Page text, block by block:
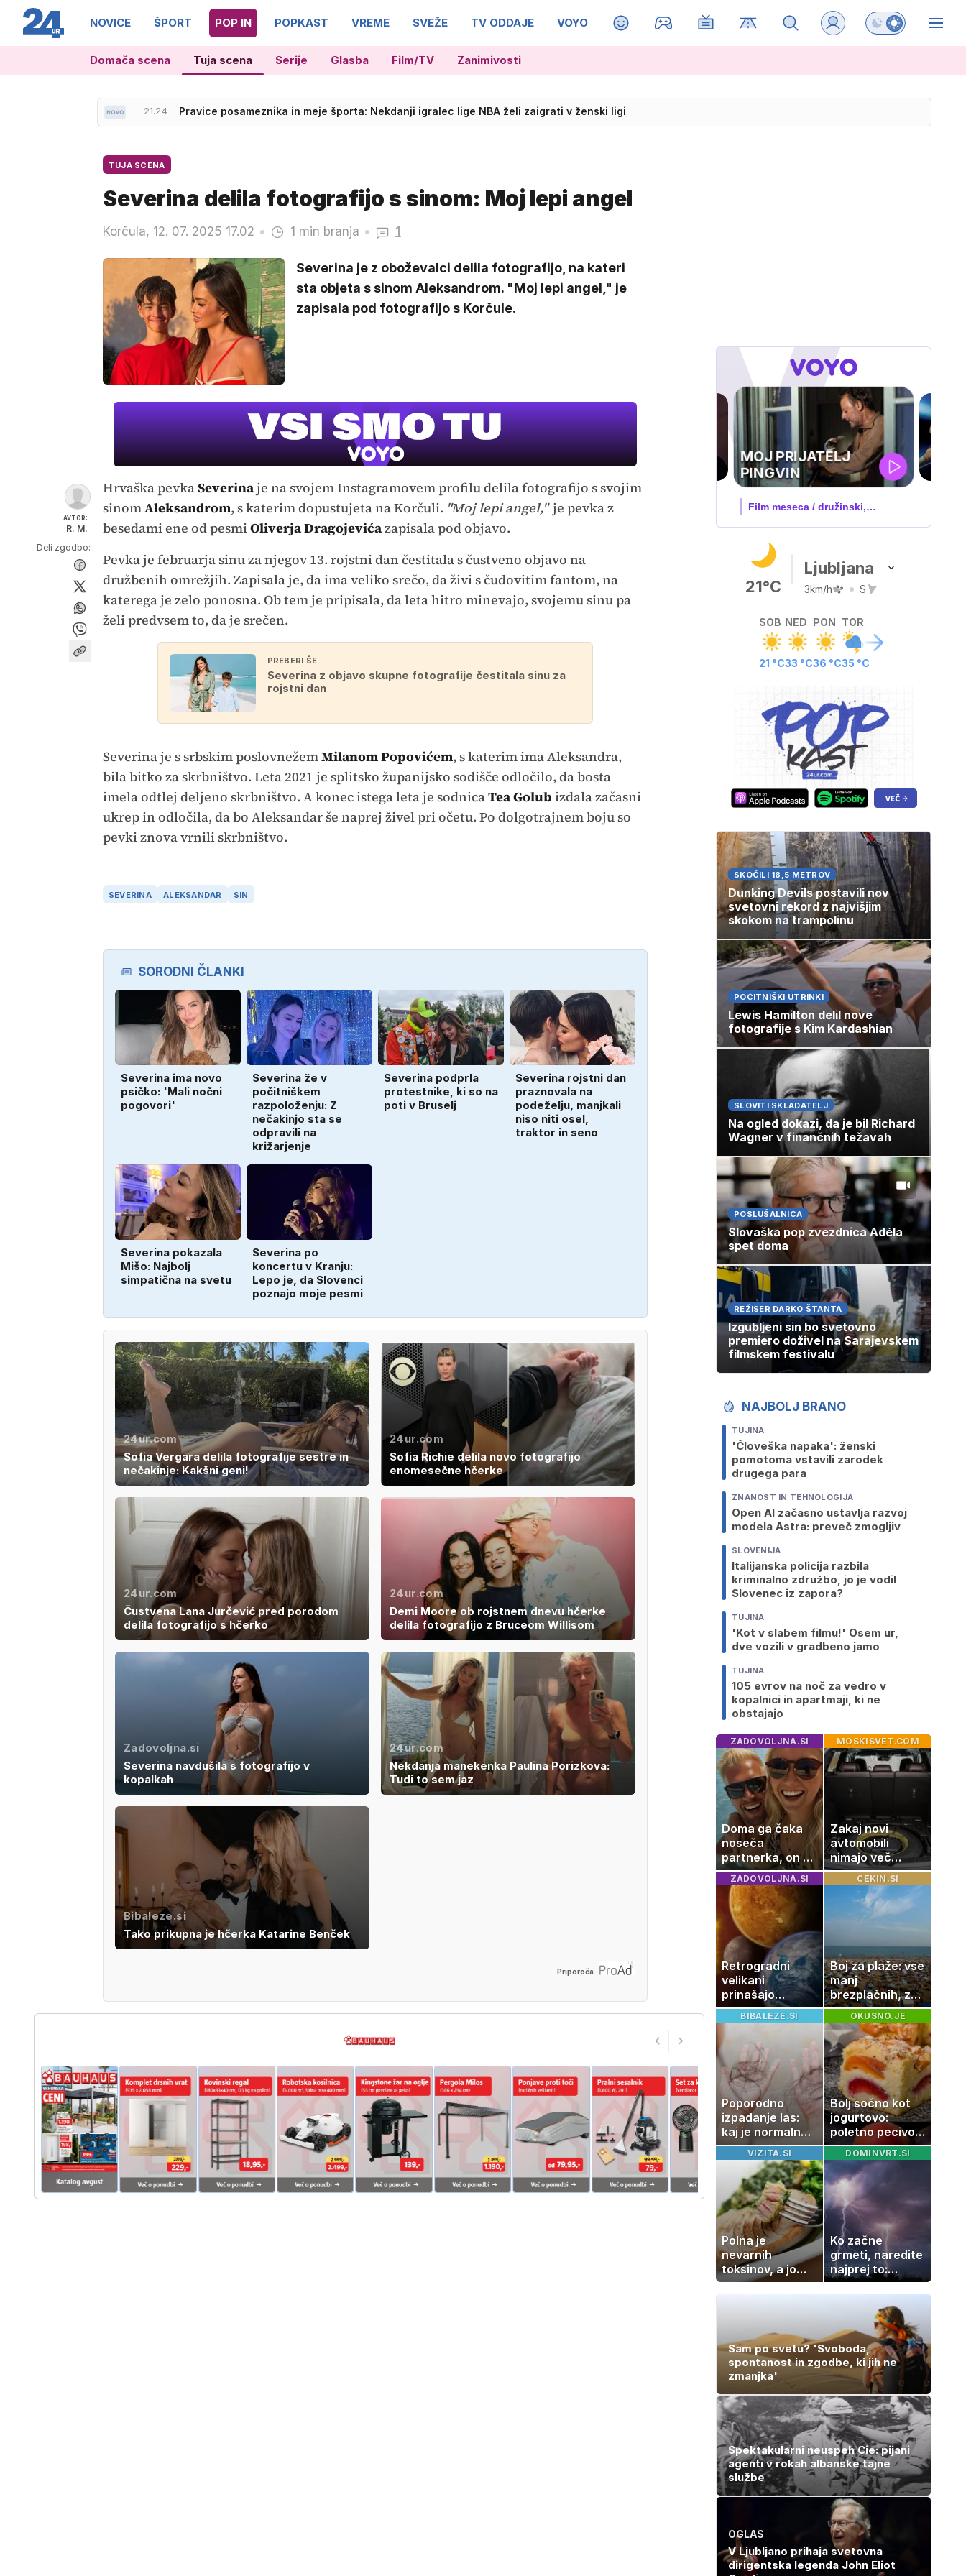
NOVICE ŠPORT POP IN POPKAST VREME SVEŽE TV ODDAJE VOYO MAGAZIN Preklopi barvni
Domača scena Tuja scena Serije Glasba Film/TV Zanimivosti
21.24 Pravice posameznika in meje športa: Nekdanji igralec lige NBA želi zaigrati v ženski ligi
21.10 Tschofenig do zmage v Courchevelu, Slovenci daleč od vrha
TUJA SCENA
Severina delila fotografijo s sinom: Moj lepi angel
Korčula, 12. 07. 2025 17.02 1 min branja 1
Severina je z oboževalci delila fotografijo, na kateri
sta objeta s sinom Aleksandrom. "Moj lepi angel," je
zapisala pod fotografijo s Korčule.
AVTOR:
R. M.
Deli zgodbo:
Hrvaška pevkaSeverinaje na svojem Instagramovem profilu delila fotografijo s svojim
sinomAleksandrom, s katerim dopustujeta na Korčuli. "Moj lepi angel,"je pevka z
besedami ene od pesmiOliverja Dragojevićazapisala pod objavo.
Pevka je februarja sinu za njegov 13. rojstni dan čestitala s čustveno objavo na
družbenih omrežjih. Zapisala je, da ima veliko srečo, da živi s čudovitim fantom, na
katerega je zelo ponosna. Ob tem je pripisala, da leta hitro minevajo, svojemu sinu pa
želi predvsem to, da je srečen.
PREBERI ŠE
Severina z objavo skupne fotografije čestitala sinu za
rojstni dan
Severina je s srbskim poslovnežemMilanom Popovićem, s katerim ima Aleksandra,
bila bitko za skrbništvo. Leta 2021 je splitsko županijsko sodišče odločilo, da bosta
imela odtlej deljeno skrbništvo. A konec istega leta je sodnicaTea Golub izdala začasni
ukrep in odločila, da bo Aleksandar še naprej živel pri očetu. Po dolgotrajnem boju so
pevki znova vrnili skrbništvo.
SEVERINA ALEKSANDAR SIN
SORODNI ČLANKI
Severina ima novo
psičko: 'Mali nočni
pogovori'
Severina že v
počitniškem
razpoloženju: Z
nečakinjo sta se
odpravili na
križarjenje
Severina podprla
protestnike, ki so na
poti v Bruselj
Severina rojstni dan
praznovala na
podeželju, manjkali
niso niti osel,
traktor in seno
Severina pokazala
Mišo: Najbolj
simpatična na svetu
Severina po
koncertu v Kranju:
Lepo je, da Slovenci
poznajo moje pesmi
24ur.com
Sofia Vergara delila fotografije sestre in
nečakinje: Kakšni geni!
24ur.com
Sofia Richie delila novo fotografijo
enomesečne hčerke
24ur.com
Čustvena Lana Jurčević pred porodom
delila fotografijo s hčerko
24ur.com
Demi Moore ob rojstnem dnevu hčerke
delila fotografijo z Bruceom Willisom
Zadovoljna.si
Severina navdušila s fotografijo v
kopalkah
24ur.com
Nekdanja manekenka Paulina Porizkova:
Tudi to sem jaz
Bibaleze.si
Tako prikupna je hčerka Katarine Benček
Priporoča
UEFA
SUPERPOKAL
V živo na VOYO: sreda ob 20.30
21°C
Ljubljana
3km/h S
SOB
21 °C
NED
33 °C
PON
36 °C
TOR
35 °C
SKOČILI 18,5 METROV
Dunking Devils postavili nov
svetovni rekord z najvišjim
skokom na trampolinu
POČITNIŠKI UTRINKI
Lewis Hamilton delil nove
fotografije s Kim Kardashian
SLOVITI SKLADATELJ
Na ogled dokazi, da je bil Richard
Wagner v finančnih težavah
POSLUŠALNICA
Slovaška pop zvezdnica Adéla
spet doma
REŽISER DARKO ŠTANTA
Izgubljeni sin bo svetovno
premiero doživel na Sarajevskem
filmskem festivalu
NAJBOLJ BRANO
TUJINA
'Človeška napaka': ženski
pomotoma vstavili zarodek
drugega para
ZNANOST IN TEHNOLOGIJA
Open AI začasno ustavlja razvoj
modela Astra: preveč zmogljiv
SLOVENIJA
Italijanska policija razbila
kriminalno združbo, jo je vodil
Slovenec iz zapora?
TUJINA
'Kot v slabem filmu!' Osem ur,
dve vozili v gradbeno jamo
TUJINA
105 evrov na noč za vedro v
kopalnici in apartmaji, ki ne
obstajajo
ZADOVOLJNA.SI
Doma ga čaka
noseča
partnerka, on pa
dopustuje z
drugo
MOSKISVET.COM
Zakaj novi
avtomobili
nimajo več
rezervne gume?
ZADOVOLJNA.SI
Retrogradni
velikani
prinašajo
pomembne
premike – kaj
pomeni, da so
Saturn, Neptun
in Pluton hkrati
retrogradni?
CEKIN.SI
Boj za plaže: vse
manj
brezplačnih, za
ležalnik in
senčnik tudi več
kot 40 evrov
BIBALEZE.SI
Poporodno
izpadanje las:
kaj je normalno
in kako si
pomagati
OKUSNO.JE
Bolj sočno kot
jogurtovo:
poletno pecivo,
ki vedno uspe
VIZITA.SI
Polna je
nevarnih
toksinov, a jo
imamo vsi radi:
to je najbolj
uživajo
DOMINVRT.SI
Ko začne
grmeti, naredite
najprej to:
strokovnjaki
opozarjajo na
pogosto napako
Sam po svetu? 'Svoboda,
spontanost in zgodbe, ki jih ne
zmanjka'
Spektakularni neuspeh Cie: pijani
agenti v rokah albanske tajne
službe
OGLAS
V Ljubljano prihaja svetovna
dirigentska legenda John Eliot